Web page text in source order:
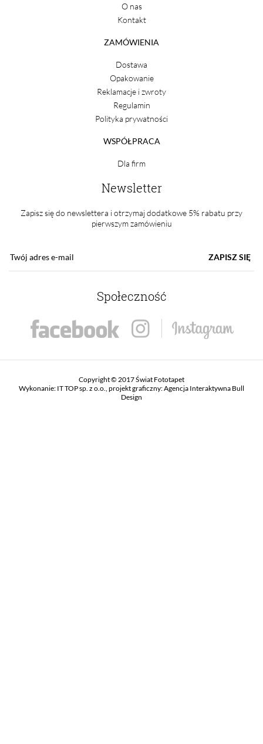
O nas
Kontakt
ZAMÓWIENIA
Dostawa
Opakowanie
Reklamacje i zwroty
Regulamin
Polityka prywatności
WSPÓŁPRACA
Dla firm
Newsletter
Zapisz się do newslettera i otrzymaj dodatkowe 5% rabatu przy
pierwszym zamówieniu
ZAPISZ SIĘ
Społeczność
Copyright © 2017 Świat Fototapet
Wykonanie: IT TOP sp. z o.o. , projekt graficzny:Agencja Interaktywna Bull
Design